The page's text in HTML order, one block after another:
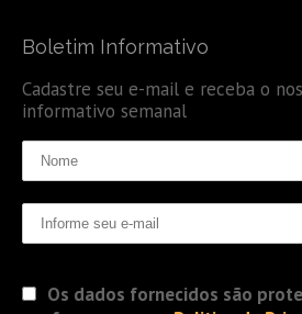
Boletim Informativo
Cadastre seu e-mail e receba o
informativo semanal
Os dados fornecidos são